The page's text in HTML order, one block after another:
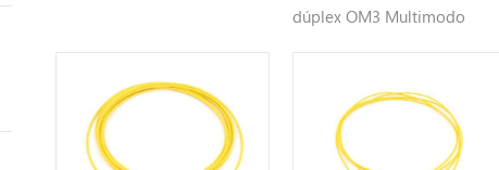
dúplex OM3 Multimodo